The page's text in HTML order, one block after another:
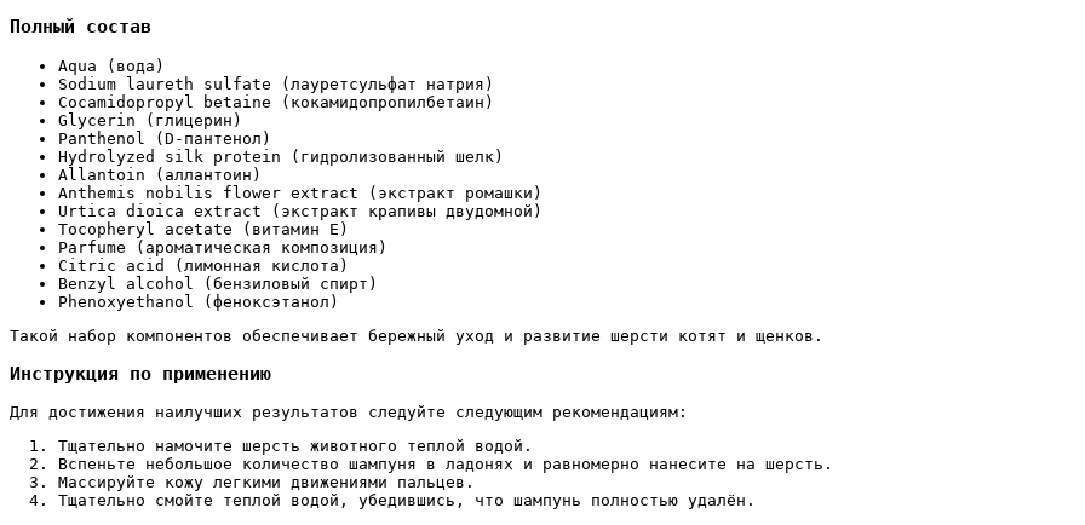
Полный состав
Aqua (вода)
Sodium laureth sulfate (лауретсульфат натрия)
Cocamidopropyl betaine (кокамидопропилбетаин)
Glycerin (глицерин)
Panthenol (D-пантенол)
Hydrolyzed silk protein (гидролизованный шелк)
Allantoin (аллантоин)
Anthemis nobilis flower extract (экстракт ромашки)
Urtica dioica extract (экстракт крапивы двудомной)
Tocopheryl acetate (витамин E)
Parfume (ароматическая композиция)
Citric acid (лимонная кислота)
Benzyl alcohol (бензиловый спирт)
Phenoxyethanol (феноксэтанол)
Такой набор компонентов обеспечивает бережный уход и развитие шерсти котят и щенков.
Инструкция по применению
Для достижения наилучших результатов следуйте следующим рекомендациям:
Тщательно намочите шерсть животного теплой водой.
Вспеньте небольшое количество шампуня в ладонях и равномерно нанесите на шерсть.
Массируйте кожу легкими движениями пальцев.
Тщательно смойте теплой водой, убедившись, что шампунь полностью удалён.